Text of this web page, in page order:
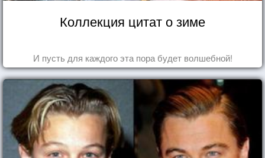
Коллекция цитат о зиме
И пусть для каждого эта пора будет волшебной!